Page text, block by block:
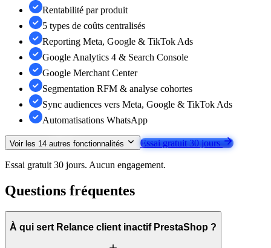
Rentabilité par produit
5 types de coûts centralisés
Reporting Meta, Google & TikTok Ads
Google Analytics 4 & Search Console
Google Merchant Center
Segmentation RFM & analyse cohortes
Sync audiences vers Meta, Google & TikTok Ads
Automatisations WhatsApp
Voir les 14 autres fonctionnalités Essai gratuit 30 jours
Essai gratuit 30 jours. Aucun engagement.
Questions fréquentes
À qui sert Relance client inactif PrestaShop ?